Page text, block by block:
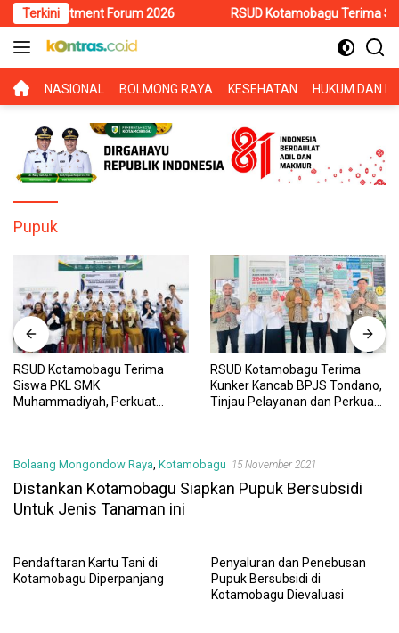
Langsung
ke
konten
Terkini Forum 2026 RSUD Kotamobagu Terima Siswa
BERANDA
NASIONAL BOLMONG RAYA KESEHATAN HUKUM DAN
Pupuk
RSUD Kotamobagu Terima
Siswa PKL SMK
Muhammadiyah, Perkuat
RSUD Kotamobagu Terima
Kunker Kancab BPJS Tondano,
Tinjau Pelayanan dan Perkuat
Bolaang Mongondow Raya, Kotamobagu 15 November 2021
Distankan Kotamobagu Siapkan Pupuk Bersubsidi
Untuk Jenis Tanaman ini
Pendaftaran Kartu Tani di
Kotamobagu Diperpanjang
Penyaluran dan Penebusan
Pupuk Bersubsidi di
Kotamobagu Dievaluasi